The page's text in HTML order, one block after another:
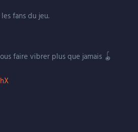
fans du jeu.
faire vibrer plus que jamais 🪀